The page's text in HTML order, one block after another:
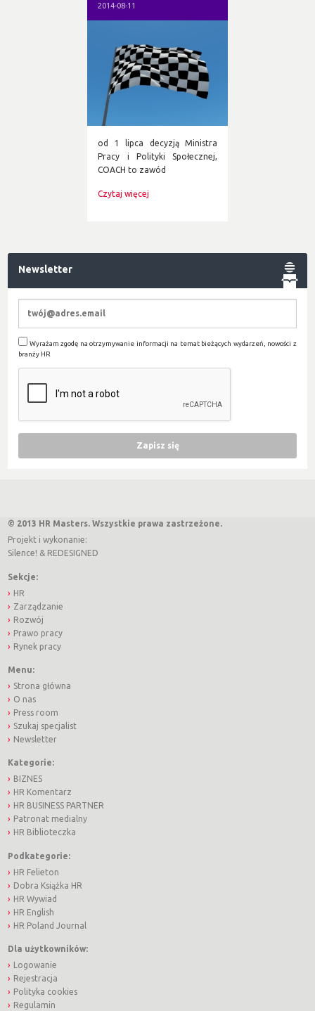
2014-08-11
od 1 lipca decyzją Ministra
Pracy i Polityki Społecznej,
COACH to zawód
Czytaj więcej
Newsletter
Wyrażam zgodę na otrzymywanie informacji na temat bieżących wydarzeń, nowości z
branży HR
© 2013 HR Masters. Wszystkie prawa zastrzeżone.
Projekt i wykonanie:
Silence! & REDESIGNED
Sekcje:
HR
Zarządzanie
Rozwój
Prawo pracy
Rynek pracy
Menu:
Strona główna
O nas
Press room
Szukaj specjalist
Newsletter
Kategorie:
BIZNES
HR Komentarz
HR BUSINESS PARTNER
Patronat medialny
HR Biblioteczka
Podkategorie:
HR Felieton
Dobra Książka HR
HR Wywiad
HR English
HR Poland Journal
Dla użytkowników:
Logowanie
Rejestracja
Polityka cookies
Regulamin